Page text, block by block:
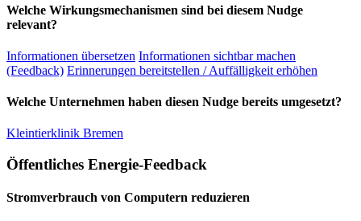
Welche Wirkungsmechanismen sind bei diesem Nudge
relevant?
Informationen übersetzen Informationen sichtbar machen
(Feedback) Erinnerungen bereitstellen / Auffälligkeit erhöhen
Welche Unternehmen haben diesen Nudge bereits umgesetzt?
Kleintierklinik Bremen
Öffentliches Energie-Feedback
Stromverbrauch von Computern reduzieren